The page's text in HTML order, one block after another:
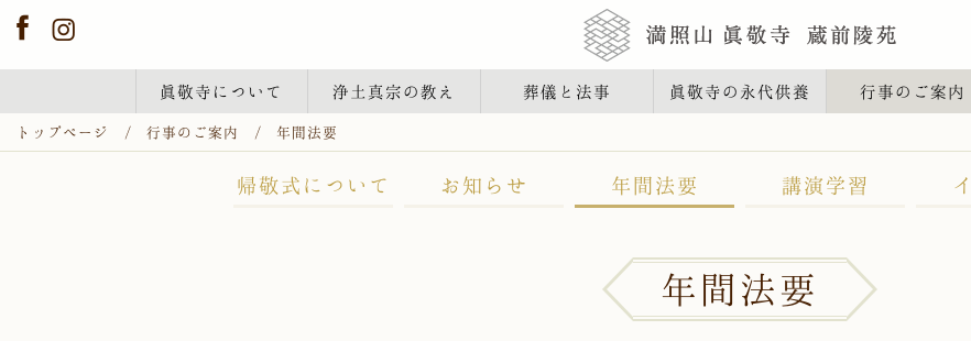
眞敬寺について 浄土真宗の教え 葬儀と法事 眞敬寺の永代供養 行事のご案内
トップページ 行事のご案内 年間法要
帰敬式について お知らせ 年間法要 講演学習
年間法要